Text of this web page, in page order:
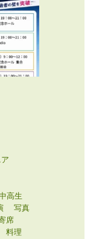
高生
写真
席
料理